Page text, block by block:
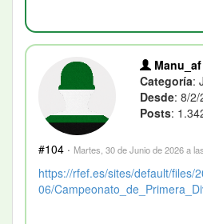
Manu_af
Categoría:
Desde: 8/
Posts:
#104 · Martes, 30 de Junio de 2026 a
https://rfef.es/sites/default/files/
06/